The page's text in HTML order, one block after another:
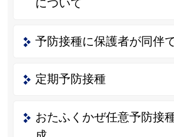
について
予防接種に保護者が同伴
定期予防接種
おたふくかぜ任意予防接